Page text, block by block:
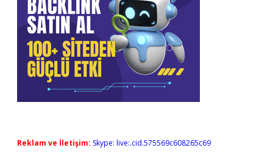
Reklam ve İletişim: Skype: live:.cid.575569c608265c69